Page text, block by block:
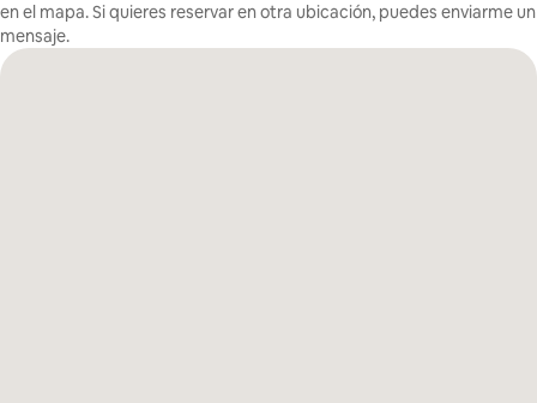
en el mapa. Si quieres reservar en otra ubicación, puedes enviarme un
mensaje.